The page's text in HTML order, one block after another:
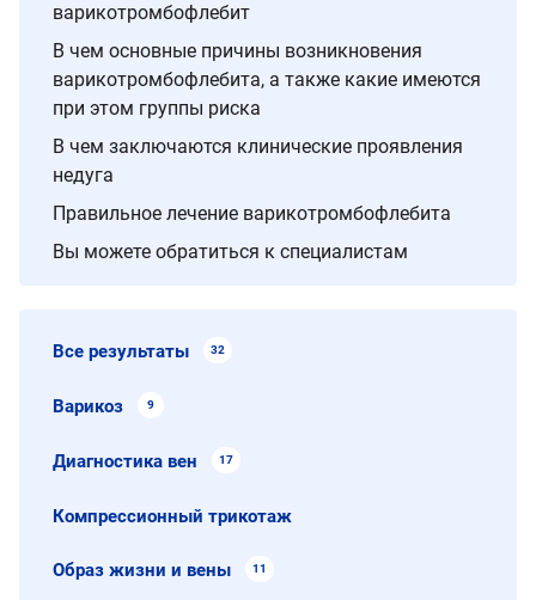
варикотромбофлебит
В чем основные причины возникновения
варикотромбофлебита, а также какие имеются
при этом группы риска
В чем заключаются клинические проявления
недуга
Правильное лечение варикотромбофлебита
Вы можете обратиться к специалистам
Все результаты 32
Варикоз 9
Диагностика вен 17
Компрессионный трикотаж
Образ жизни и вены 11